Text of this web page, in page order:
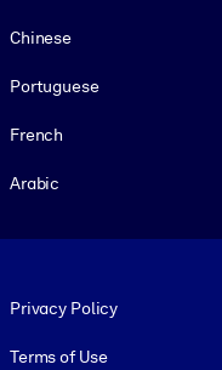
Chinese
Portuguese
French
Arabic
Privacy Policy
Terms of Use